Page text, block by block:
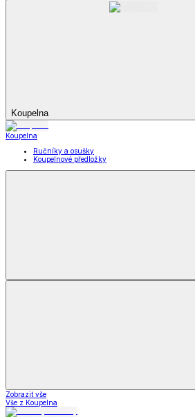
Koupelna
Koupelna
Ručníky a osušky
Koupelnové předložky
Zobrazit vše
Vše z Koupelna